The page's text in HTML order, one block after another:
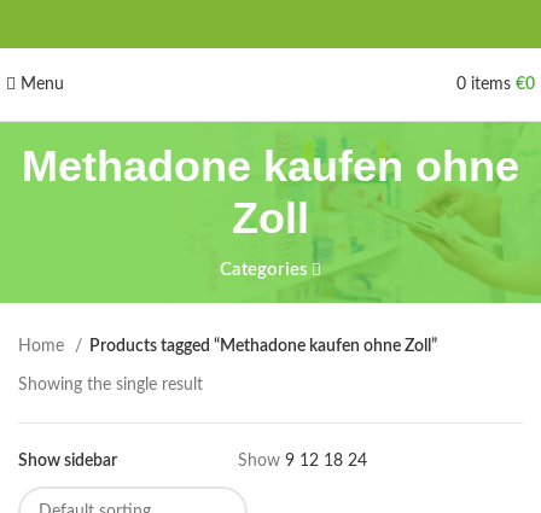
Menu 0 items €0
Methadone kaufen ohne
Zoll
Categories
Home Products tagged “Methadone kaufen ohne Zoll”
Showing the single result
Show sidebar Show 9 12 18 24